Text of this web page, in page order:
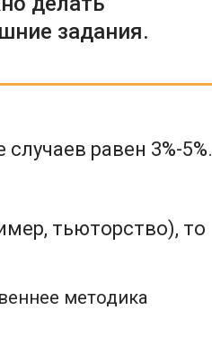
задания.
равен 3%-5%.
тьюторство), то
методика